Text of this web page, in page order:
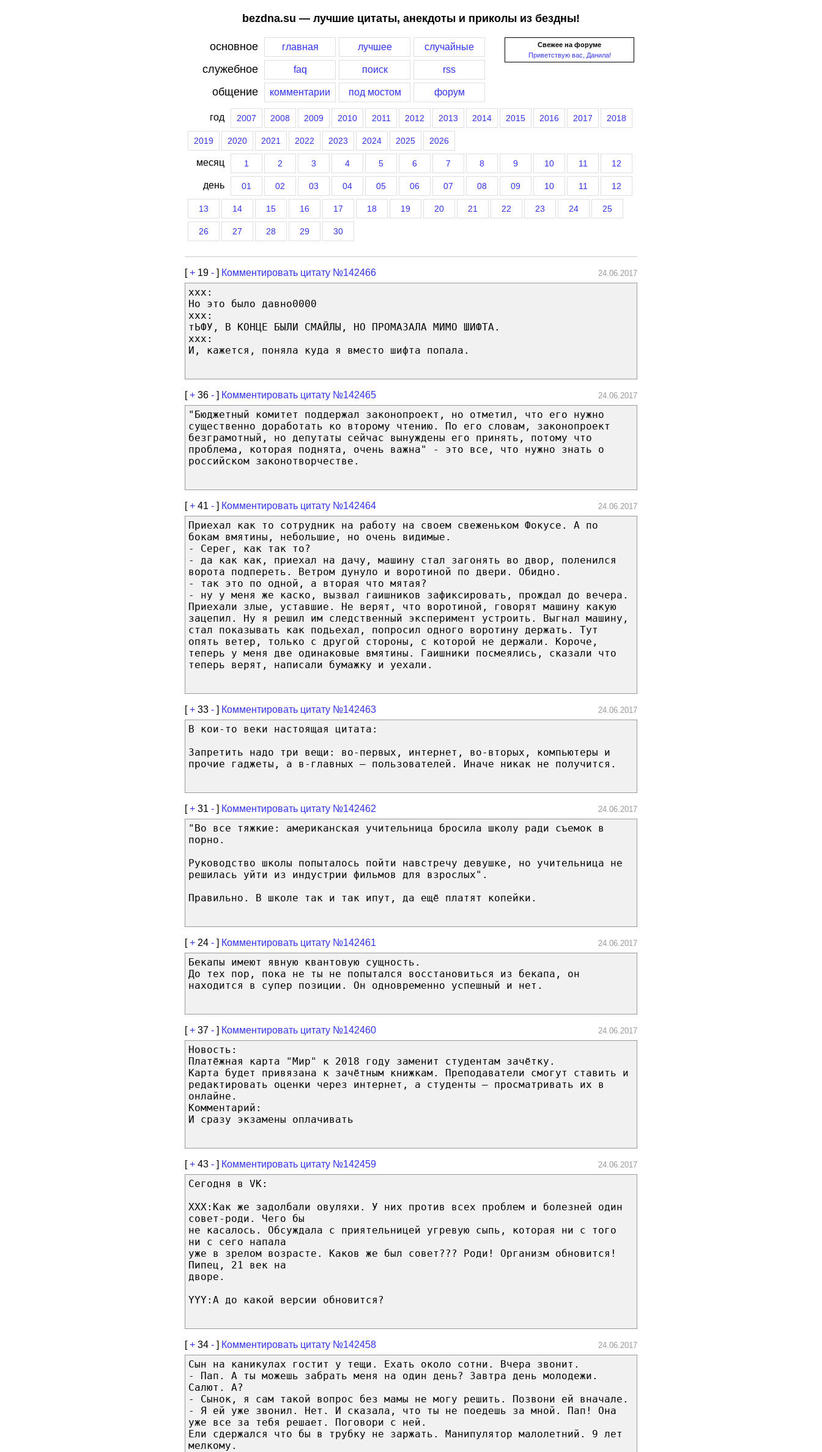
bezdna.su — лучшие цитаты, анекдоты и приколы из бездны!
Свежее на форуме
Приветствую вас, Данила!
основное главная лучшее случайные
служебное faq поиск rss
общение комментарии под мостом форум
год 2007 2008 2009 2010 2011 2012 2013 2014 2015 2016 2017 2018
2019 2020 2021 2022 2023 2024 2025 2026
месяц 1 2 3 4 5 6 7 8 9 10 11 12
день 01 02 03 04 05 06 07 08 09 10 11 12
13 14 15 16 17 18 19 20 21 22 23 24 25
26 27 28 29 30
[+ 19 - ] Комментировать цитату №142466 24.06.2017
xxx:
Но это было давно0000
xxx:
тЬФУ, В КОНЦЕ БЫЛИ СМАЙЛЫ, НО ПРОМАЗАЛА МИМО ШИФТА.
xxx:
И, кажется, поняла куда я вместо шифта попала.
[+ 36 - ] Комментировать цитату №142465 24.06.2017
"Бюджетный комитет поддержал законопроект, но отметил, что его нужно
существенно доработать ко второму чтению. По его словам, законопроект
безграмотный, но депутаты сейчас вынуждены его принять, потому что
проблема, которая поднята, очень важна" - это все, что нужно знать о
российском законотворчестве.
[+ 41 - ] Комментировать цитату №142464 24.06.2017
Приехал как то сотрудник на работу на своем свеженьком Фокусе. А по
бокам вмятины, небольшие, но очень видимые.
- Серег, как так то?
- да как как, приехал на дачу, машину стал загонять во двор, поленился
ворота подпереть. Ветром дунуло и воротиной по двери. Обидно.
- так это по одной, а вторая что мятая?
- ну у меня же каско, вызвал гаишников зафиксировать, прождал до вечера.
Приехали злые, уставшие. Не верят, что воротиной, говорят машину какую
зацепил. Ну я решил им следственный эксперимент устроить. Выгнал машину,
стал показывать как подьехал, попросил одного воротину держать. Тут
опять ветер, только с другой стороны, с которой не держали. Короче,
теперь у меня две одинаковые вмятины. Гаишники посмеялись, сказали что
теперь верят, написали бумажку и уехали.
[+ 33 - ] Комментировать цитату №142463 24.06.2017
В кои-то веки настоящая цитата:
Запретить надо три вещи: во-первых, интернет, во-вторых, компьютеры и
прочие гаджеты, а в-главных — пользователей. Иначе никак не получится.
[+ 31 - ] Комментировать цитату №142462 24.06.2017
"Во все тяжкие: американская учительница бросила школу ради съемок в
порно.
Руководство школы попыталось пойти навстречу девушке, но учительница не
решилась уйти из индустрии фильмов для взрослых".
Правильно. В школе так и так ипут, да ещё платят копейки.
[+ 24 - ] Комментировать цитату №142461 24.06.2017
Бекапы имеют явную квантовую сущность.
До тех пор, пока не ты не попытался восстановиться из бекапа, он
находится в супер позиции. Он одновременно успешный и нет.
[+ 37 - ] Комментировать цитату №142460 24.06.2017
Новость:
Платёжная карта "Мир" к 2018 году заменит студентам зачётку.
Карта будет привязана к зачётным книжкам. Преподаватели смогут ставить и
редактировать оценки через интернет, а студенты – просматривать их в
онлайне.
Комментарий:
И сразу экзамены оплачивать
[+ 43 - ] Комментировать цитату №142459 24.06.2017
Сегодня в VK:
XXX:Как же задолбали овуляхи. У них против всех проблем и болезней один
совет-роди. Чего бы
не касалось. Обсуждала с приятельницей угревую сыпь, которая ни с того
ни с сего напала
уже в зрелом возрасте. Каков же был совет??? Роди! Организм обновится!
Пипец, 21 век на
дворе.
YYY:А до какой версии обновится?
[+ 34 - ] Комментировать цитату №142458 24.06.2017
Сын на каникулах гостит у тещи. Ехать около сотни. Вчера звонит.
- Пап. А ты можешь забрать меня на один день? Завтра день молодежи.
Салют. А?
- Сынок, я сам такой вопрос без мамы не могу решить. Позвони ей вначале.
- Я ей уже звонил. Нет. И сказала, что ты не поедешь за мной. Пап! Она
уже все за тебя решает. Поговори с ней.
Ели сдержался что бы в трубку не заржать. Манипулятор малолетний. 9 лет
мелкому.